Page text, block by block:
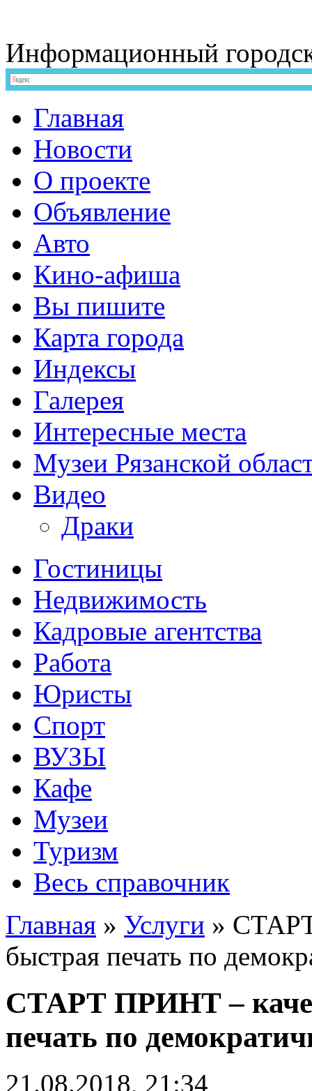
Информационный
Главная
Новости
О проекте
Объявление
Авто
Кино-афиша
Вы пишите
Карта города
Индексы
Галерея
Интересные места
Музеи Рязанской
Видео
Драки
Гостиницы
Недвижимость
Кадровые агентства
Работа
Юристы
Спорт
ВУЗЫ
Кафе
Музеи
Туризм
Весь справочник
Главная » Услуги »
быстрая печать по
СТАРТ ПРИНТ –
печать по
21.08.2018, 21:34